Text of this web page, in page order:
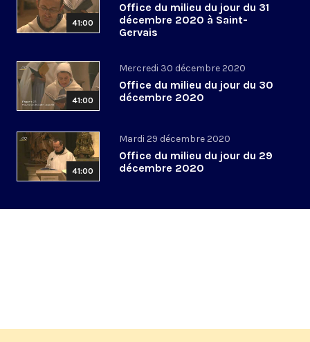
41:00
Office du milieu du jour du 31
décembre 2020 à Saint-
Gervais
41:00
Mercredi 30 décembre 2020
Office du milieu du jour du 30
décembre 2020
41:00
Mardi 29 décembre 2020
Office du milieu du jour du 29
décembre 2020